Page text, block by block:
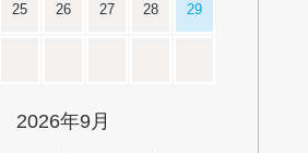
25 26 27 28 29
2026年9月